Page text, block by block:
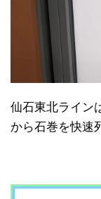
仙石東北ライン
から石巻を快速